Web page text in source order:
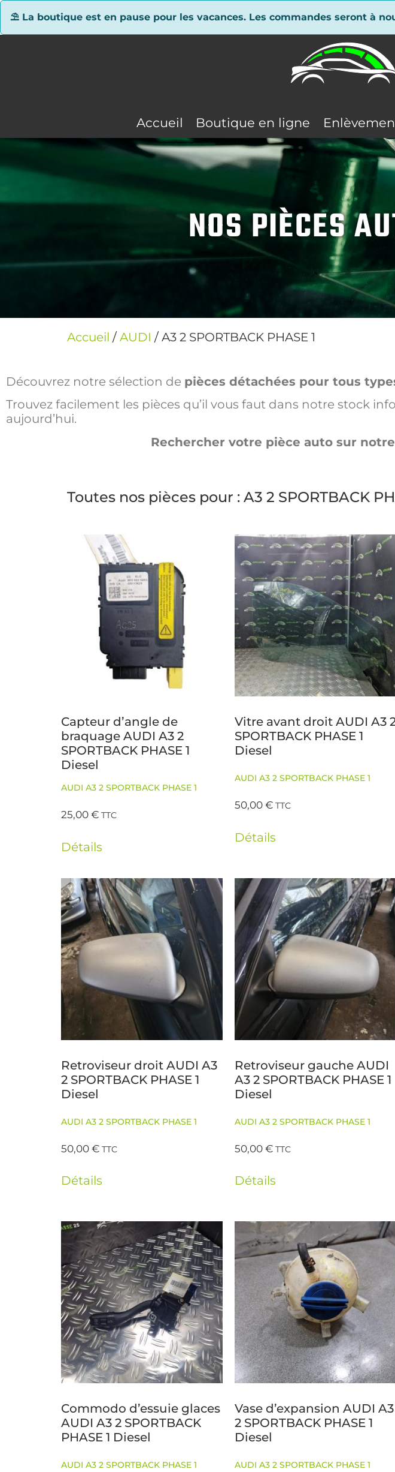
⛱ La boutique est en pause pour les vacances. Les commandes seront à
Accueil Boutique en ligne
NOS PIÈCES
Accueil / AUDI / A3 2 SPORTBACK PHASE 1
Découvrez notre sélection de pièces détachées pour tous
Trouvez facilement les pièces qu’il vous faut dans notre stock
aujourd’hui.
Rechercher votre pièce auto sur
Toutes nos pièces pour : A3 2 SPORTBACK
Capteur d’angle de
braquage AUDI A3 2
SPORTBACK PHASE 1
Diesel
AUDI A3 2 SPORTBACK PHASE 1
25,00€ TTC
Détails
Vitre avant droit AUDI A3
SPORTBACK PHASE 1
Diesel
AUDI A3 2 SPORTBACK PHASE 1
50,00€ TTC
Détails
Retroviseur droit AUDI A3
2 SPORTBACK PHASE 1
Diesel
AUDI A3 2 SPORTBACK PHASE 1
50,00€ TTC
Détails
Retroviseur gauche AUDI
A3 2 SPORTBACK PHASE 1
Diesel
AUDI A3 2 SPORTBACK PHASE 1
50,00€ TTC
Détails
Commodo d’essuie glaces
AUDI A3 2 SPORTBACK
PHASE 1 Diesel
AUDI A3 2 SPORTBACK PHASE 1
Vase d’expansion AUDI A3
2 SPORTBACK PHASE 1
Diesel
AUDI A3 2 SPORTBACK PHASE 1
Panneau de gestion des cookies